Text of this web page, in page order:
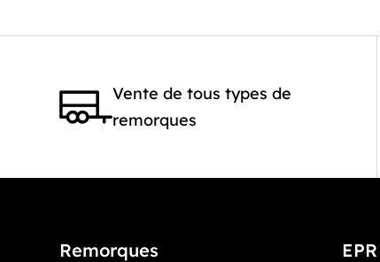
Vente de tous types de
remorques
Remorques